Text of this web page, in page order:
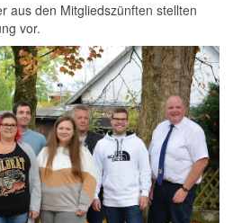
aus den Mitgliedszünften stellten
vor.